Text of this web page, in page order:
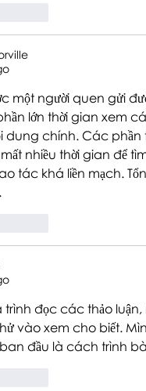
một người quen gửi
lớn thời gian xem
dung chính. Các
nhiều thời gian để
tác khá liền mạch.
trình đọc các thảo
vào xem cho biết.
đầu là cách trình